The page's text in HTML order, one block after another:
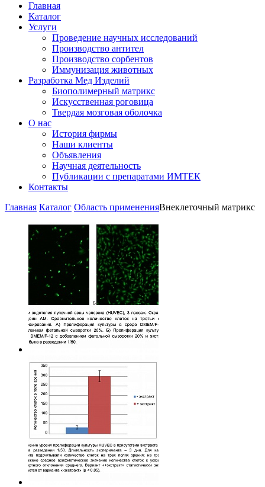
Главная
Каталог
Услуги
Проведение научных исследований
Производство антител
Производство сорбентов
Иммунизация животных
Разработка Мед Изделий
Биополимерный матрикс
Искусственная роговица
Твердая мозговая оболочка
О нас
История фирмы
Наши клиенты
Объявления
Научная деятельность
Публикации с препаратами ИМТЕК
Контакты
Главная Каталог Область примененияВнеклеточный матрикс